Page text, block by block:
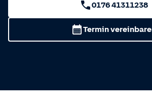
0176 41311238
Termin